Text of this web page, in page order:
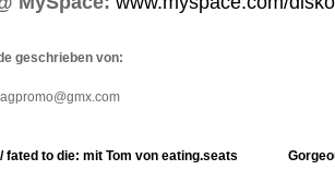
geschrieben von:
fated to die: mit Tom von eating.seats